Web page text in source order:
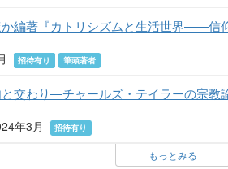
編著『カトリシズムと生活世界――信
招待有り 筆頭著者
交わり―チャールズ・テイラーの宗教
年3月
招待有り
もっとみる